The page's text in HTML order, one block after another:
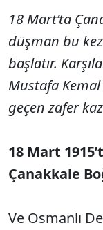
18 Mart’ta
düşman bu
başlatır.
Mustafa
geçen zafer
18 Mart
Çanakkale
Ve Osmanlı